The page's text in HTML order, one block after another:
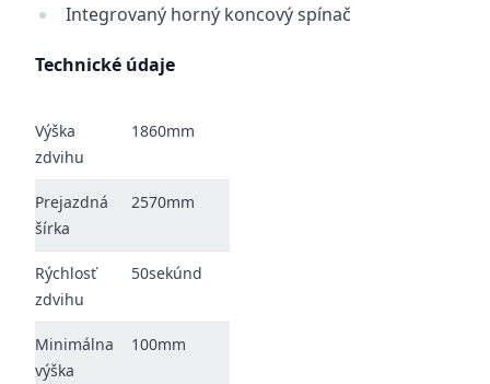
Integrovaný horný koncový spínač
Technické údaje
Výška
zdvihu
1860mm
Prejazdná
šírka
2570mm
Rýchlosť
zdvihu
50sekúnd
Minimálna
výška
100mm